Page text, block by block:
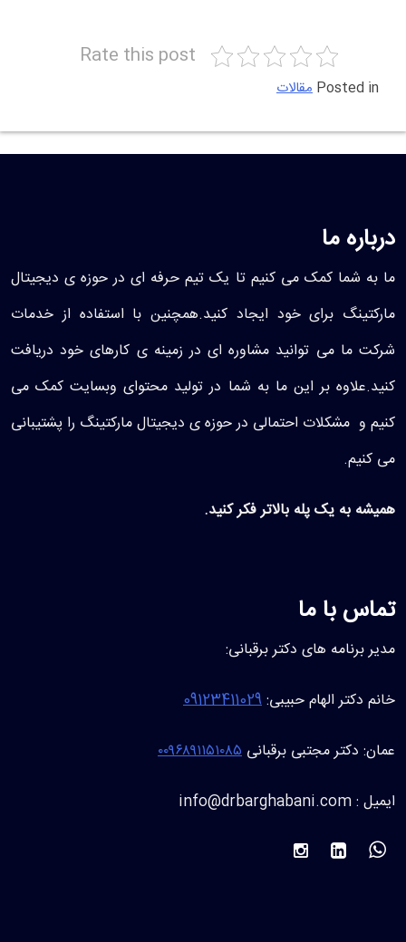
Rate this post
Posted in مقالات
درباره ما
ما به شما کمک می کنیم تا یک تیم حرفه ای در حوزه ی دیجیتال
مارکتینگ برای خود ایجاد کنید.همچنین با استفاده از خدمات
شرکت ما می توانید مشاوره ای در زمینه ی کارهای خود دریافت
کنید.علاوه بر این ما به شما در تولید محتوای وبسایت کمک می
کنیم و مشکلات احتمالی در حوزه ی دیجیتال مارکتینگ را پشتیبانی
می کنیم.
همیشه به یک پله بالاتر فکر کنید.
تماس با ما
مدیر برنامه های دکتر برقبانی:
خانم دکتر الهام حبیبی:09123411029
عمان: دکتر مجتبی برقبانی ۰۰۹۶۸۹۱۱۵۱۰۸۵
ایمیل : info@drbarghabani.com